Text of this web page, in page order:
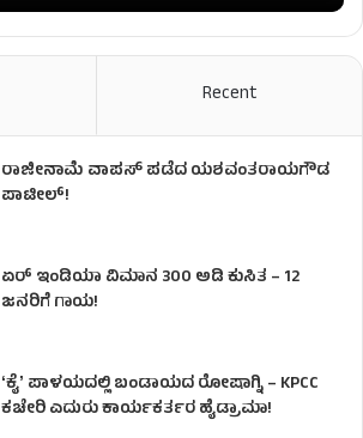
Recent
ರಾಜೀನಾಮೆ ವಾಪಸ್ ಪಡೆದ ಯಶವಂತರಾಯಗೌಡ
ಪಾಟೀಲ್‌!
ಏರ್ ಇಂಡಿಯಾ ವಿಮಾನ 300 ಅಡಿ ಕುಸಿತ – 12
ಜನರಿಗೆ ಗಾಯ!
ʻಕೈʼ​ ಪಾಳಯದಲ್ಲಿ ಬಂಡಾಯದ ರೋಷಾಗ್ನಿ – KPCC
ಕಚೇರಿ ಎದುರು ಕಾರ್ಯಕರ್ತರ ಹೈಡ್ರಾಮಾ!